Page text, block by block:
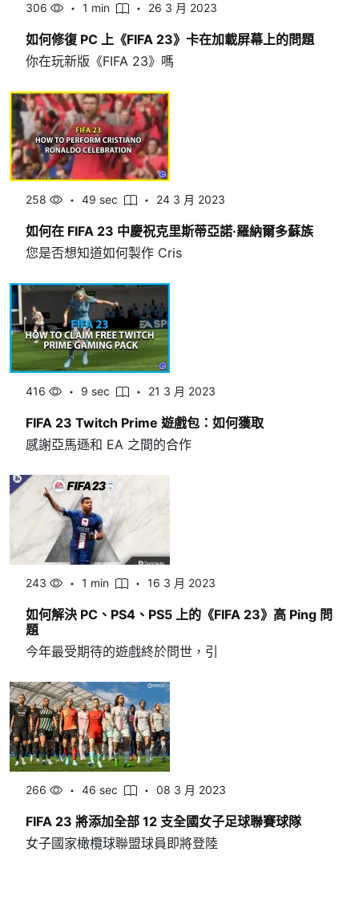
306 1 min 26 3 月 2023
如何修復 PC 上《FIFA 23》卡在加載屏幕上的問題
你在玩新版《FIFA 23》嗎
258 49 sec 24 3 月 2023
如何在 FIFA 23 中慶祝克里斯蒂亞諾·羅納爾多蘇族
您是否想知道如何製作 Cris
416 9 sec 21 3 月 2023
FIFA 23 Twitch Prime 遊戲包：如何獲取
感謝亞馬遜和 EA 之間的合作
243 1 min 16 3 月 2023
如何解決 PC、PS4、PS5 上的《FIFA 23》高 Ping 問
題
今年最受期待的遊戲終於問世，引
266 46 sec 08 3 月 2023
FIFA 23 將添加全部 12 支全國女子足球聯賽球隊
女子國家橄欖球聯盟球員即將登陸